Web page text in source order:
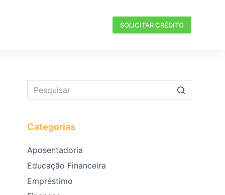
SOLICITAR CRÉDITO
Categorias
Aposentadoria
Educação Financeira
Empréstimo